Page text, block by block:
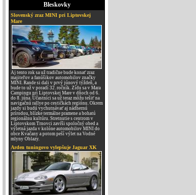
Bleskovky
Slovenský zraz MINI pri Liptovskej
Mare
Aj tento rok sa už tradične bude konať zraz
majiteľov a fanúšikov automobilov značky
MINI. Rande si dali v prvý júnový týždeň, a
bude to už v poradí 32. ročník. Zídu sa v Mara
Campingu pri Liptovskej Mare v dňoch od 6.
do 8. júna. Účastníci sa už teraz môžu tešiť na
navigačnú rallye po cestičkách regiónu. Okrem
jazdy si budú vychutnávať aj nádhernú
prírodou, blízke termálne pramene a bohatú
regionálnu kultúru. Stretnutie s centrom v
Liptovskom Trnovci zavŕši spoločný obed a
výletná jazda v kolóne automobilov MINI do
obce Kvačany a potom peší výlet na Vodné
mlyny Oblazy.
Arden tuningovo vylepšuje Jaguar XK